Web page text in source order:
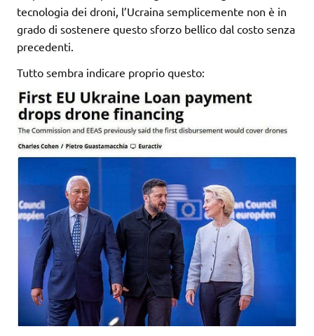
tecnologia dei droni, l’Ucraina semplicemente non è in
grado di sostenere questo sforzo bellico dal costo senza
precedenti.
Tutto sembra indicare proprio questo: